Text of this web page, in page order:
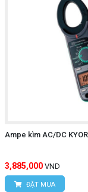
Ampe kìm AC/DC
3,885,000 VND
ĐẶT MUA